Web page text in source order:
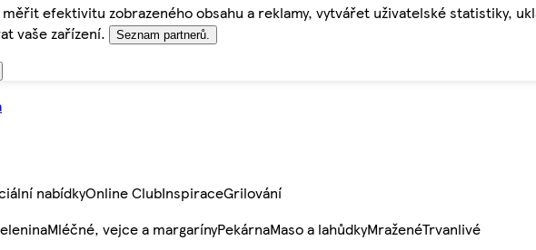
efektivitu zobrazeného obsahu a reklamy, vytvářet uživatelské statistiky,
vaše zařízení.
Seznam partnerů.
nabídkyOnline ClubInspiraceGrilování
Mléčné, vejce a margarínyPekárnaMaso a lahůdkyMraženéTrvanlivé